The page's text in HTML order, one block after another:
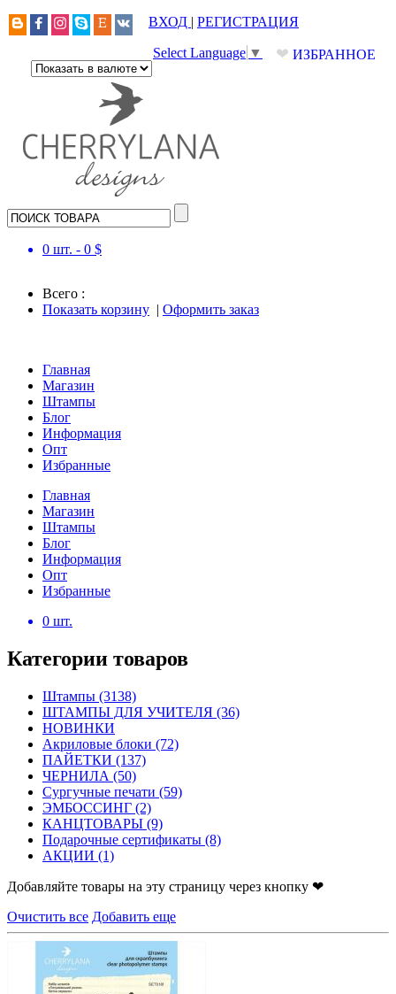
ВХОД | РЕГИСТРАЦИЯ
❤ ИЗБРАННОЕ
Select Language ▼
0 шт. - 0 $
Всего :
Показать корзину | Оформить заказ
Главная
Магазин
Штампы
Блог
Информация
Опт
Избранные
Главная
Магазин
Штампы
Блог
Информация
Опт
Избранные
0 шт.
Категории товаров
Штампы (3138)
ШТАМПЫ ДЛЯ УЧИТЕЛЯ (36)
НОВИНКИ
Акриловые блоки (72)
ПАЙЕТКИ (137)
ЧЕРНИЛА (50)
Сургучные печати (59)
ЭМБОССИНГ (2)
КАНЦТОВАРЫ (9)
Подарочные сертификаты (8)
АКЦИИ (1)
Добавляйте товары на эту страницу через кнопку ❤
Очистить все Добавить еще